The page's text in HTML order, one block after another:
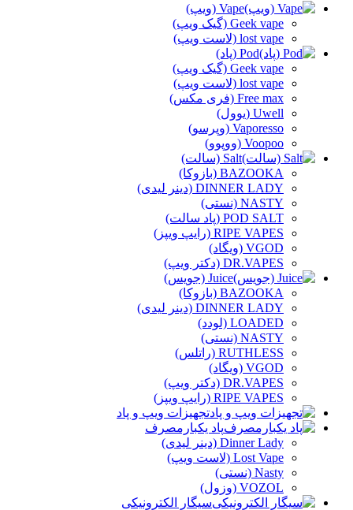
Vape (ویپ)
Geek vape (گیک ویپ)
lost vape (لاست ویپ)
Pod (پاد)
Geek vape (گیک ویپ)
lost vape (لاست ویپ)
Free max (فری مکس)
Uwell (یوول)
Vaporesso (وپرسو)
Voopoo (ووپوو)
Salt (سالت)
BAZOOKA (بازوکا)
DINNER LADY (دینر لیدی)
NASTY (نستی)
POD SALT (پاد سالت)
RIPE VAPES (رایپ ویپز)
VGOD (ویگاد)
DR.VAPES (دکتر ویپ)
Juice (جویس)
BAZOOKA (بازوکا)
DINNER LADY (دینر لیدی)
LOADED (لودد)
NASTY (نستی)
RUTHLESS (راتلس)
VGOD (ویگاد)
DR.VAPES (دکتر ویپ)
RIPE VAPES (رایپ ویپز)
تجهیزات ویپ و پاد
پاد یکبارمصرف
Dinner Lady (دینر لیدی)
Lost Vape (لاست ویپ)
Nasty (نستی)
VOZOL (وزول)
سیگار الکترونیکی